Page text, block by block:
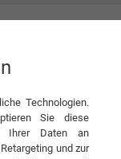
Technologien.
Sie diese
Ihrer Daten an
und zur